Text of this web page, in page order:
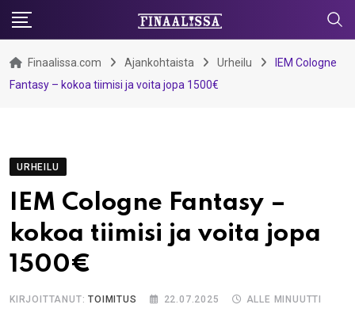
Skip
content
Finaalissa.com Ajankohtaista Urheilu
IEM Cologne
Fantasy – kokoa tiimisi ja voita jopa 1500€
URHEILU
IEM Cologne Fantasy –
kokoa tiimisi ja voita jopa
1500€
KIRJOITTANUT:TOIMITUS 22.07.2025 ALLE MINUUTTI